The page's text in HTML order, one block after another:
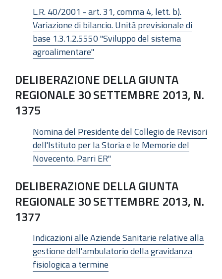
L.R. 40/2001 - art. 31, comma 4, lett. b).
Variazione di bilancio. Unità previsionale di
base 1.3.1.2.5550 "Sviluppo del sistema
agroalimentare"
DELIBERAZIONE DELLA GIUNTA
REGIONALE 30 SETTEMBRE 2013, N.
1375
Nomina del Presidente del Collegio de Revisori
dell'Istituto per la Storia e le Memorie del
Novecento. Parri ER"
DELIBERAZIONE DELLA GIUNTA
REGIONALE 30 SETTEMBRE 2013, N.
1377
Indicazioni alle Aziende Sanitarie relative alla
gestione dell'ambulatorio della gravidanza
fisiologica a termine